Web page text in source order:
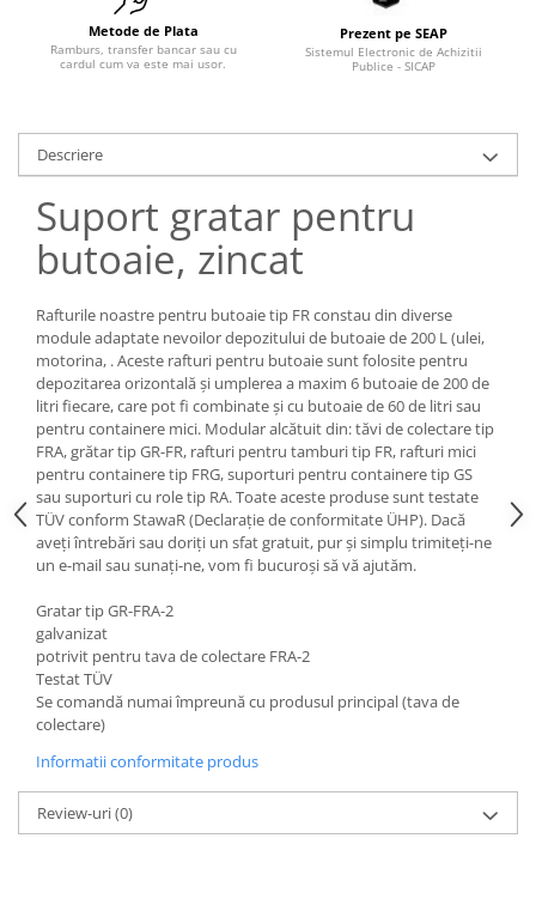
Ulei motor
Carucior butoi 200 L
Ulei hidraulic
Ridicare
LIZE
Automatizarea productiei
Scule
Curatenie
Rezervor mobil motorina
Sudura
Sudare manuala
Pozitionere de sudura
Platforme foarfeca
Tip SKM - pentru span
Tip 3S cu basculare pe 3 laturi
Tip VD / VG
Tip GU / GU-E - compacte
Tip SGU - pentru span
Tip MGU - Minicontainer
Tip SMGU - mini pentru span
Tip BKC - de mare capacitate
Tip DUO / TRIO
Tip NK - mecanism foarfeca
Prelungitoare furci stivuitor
Containere stivuibile
Tip BSK - pentru deșeuri
Traverse pentru BSK
Tip SB - cu bază rabatabilă
Translator stivuitor
Prelungitor lame stivuitor CAM
attachments
Atasamente profesionale CAM
Cleste ridicare butoi
Dispozitive ridicare butoaie
Metode de Plata
Ramburs, transfer bancar sau cu
cardul cum va este mai usor.
Prezent pe SEAP
Sistemul Electronic de Achizitii
Publice - SICAP
Descriere
Suport gratar pentru
butoaie, zincat
Rafturile noastre pentru butoaie tip FR constau din diverse
module adaptate nevoilor depozitului de butoaie de 200 L (ulei,
motorina, . Aceste rafturi pentru butoaie sunt folosite pentru
depozitarea orizontală și umplerea a maxim 6 butoaie de 200 de
litri fiecare, care pot fi combinate și cu butoaie de 60 de litri sau
pentru containere mici. Modular alcătuit din: tăvi de colectare tip
FRA, grătar tip GR-FR, rafturi pentru tamburi tip FR, rafturi mici
pentru containere tip FRG, suporturi pentru containere tip GS
sau suporturi cu role tip RA. Toate aceste produse sunt testate
TÜV conform StawaR (Declarație de conformitate ÜHP). Dacă
aveți întrebări sau doriți un sfat gratuit, pur și simplu trimiteți-ne
un e-mail sau sunați-ne, vom fi bucuroși să vă ajutăm.
Gratar tip GR-FRA-2
galvanizat
potrivit pentru tava de colectare FRA-2
Testat TÜV
Se comandă numai împreună cu produsul principal (tava de
colectare)
Informatii conformitate produs
Review-uri(0)